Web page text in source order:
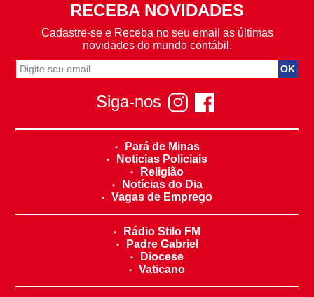
RECEBA NOVIDADES
Cadastre-se e Receba no seu email as últimas
novidades do mundo contábil.
Siga-nos
Pará de Minas
Noticias Policiais
Religião
Notícias do Dia
Vagas de Emprego
Rádio Stilo FM
Padre Gabriel
Diocese
Vaticano